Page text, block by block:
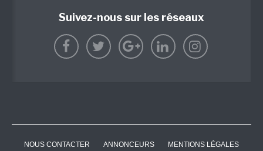
Suivez-nous sur les réseaux
NOUS CONTACTER ANNONCEURS
MENTIONS LÉGALES